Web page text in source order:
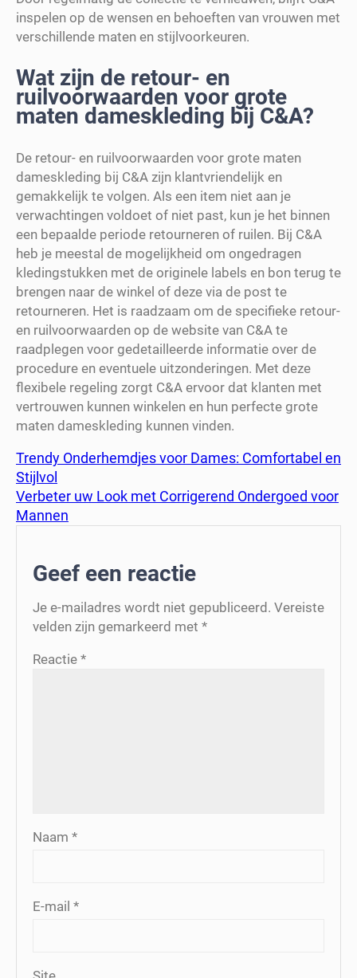
inspelen op de wensen en behoeften van vrouwen met
verschillende maten en stijlvoorkeuren.
Wat zijn de retour- en
ruilvoorwaarden voor grote
maten dameskleding bij C&A?
De retour- en ruilvoorwaarden voor grote maten
dameskleding bij C&A zijn klantvriendelijk en
gemakkelijk te volgen. Als een item niet aan je
verwachtingen voldoet of niet past, kun je het binnen
een bepaalde periode retourneren of ruilen. Bij C&A
heb je meestal de mogelijkheid om ongedragen
kledingstukken met de originele labels en bon terug te
brengen naar de winkel of deze via de post te
retourneren. Het is raadzaam om de specifieke retour-
en ruilvoorwaarden op de website van C&A te
raadplegen voor gedetailleerde informatie over de
procedure en eventuele uitzonderingen. Met deze
flexibele regeling zorgt C&A ervoor dat klanten met
vertrouwen kunnen winkelen en hun perfecte grote
maten dameskleding kunnen vinden.
Trendy Onderhemdjes voor Dames: Comfortabel en
Stijlvol
Verbeter uw Look met Corrigerend Ondergoed voor
Mannen
Geef een reactie
Je e-mailadres wordt niet gepubliceerd. Vereiste
velden zijn gemarkeerd met *
Reactie *
Naam *
E-mail *